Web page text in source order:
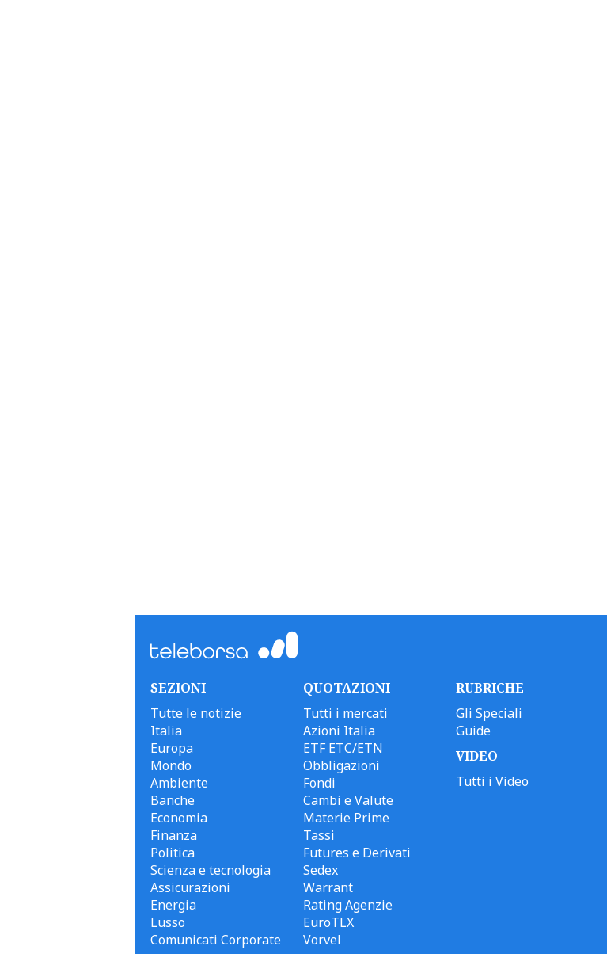
SEZIONI
Tutte le notizie
Italia
Europa
Mondo
Ambiente
Banche
Economia
Finanza
Politica
Scienza e tecnologia
Assicurazioni
Energia
Lusso
Comunicati Corporate
QUOTAZIONI
Tutti i mercati
Azioni Italia
ETF ETC/ETN
Obbligazioni
Fondi
Cambi e Valute
Materie Prime
Tassi
Futures e Derivati
Sedex
Warrant
Rating Agenzie
EuroTLX
Vorvel
RUBRICHE
Gli Speciali
Guide
VIDEO
Tutti i Video